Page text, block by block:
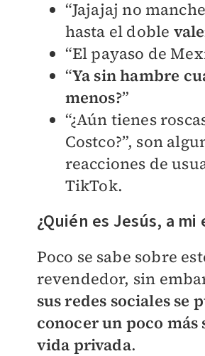
“Jajajaj no
hasta el doble
“El payaso de
“Ya sin hambre
menos?”
“¿Aún tienes
Costco?”, son
reacciones de
TikTok.
¿Quién es Jesús, a mi
Poco se sabe sobre
revendedor, sin
sus redes sociales se
conocer un poco más
vida privada.